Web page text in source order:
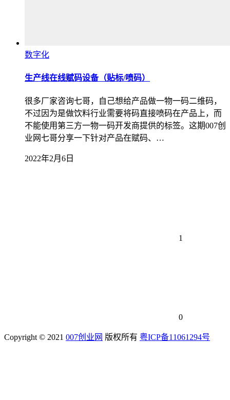
数字化
生产线在线赋码设备（贴标/喷码）
很多厂家咨询七哥，自己想给产品做一物一码二维码，
不过因为是做饮料行业需要将码直接喷码在产品上，而
不能使用第三方一物一码开发商提供的标签。这期007创
业网七哥分享一下针对产品在赋码、…
2022年2月6日
1
0
Copyright © 2021 007创业网 版权所有 粤ICP备11061294号